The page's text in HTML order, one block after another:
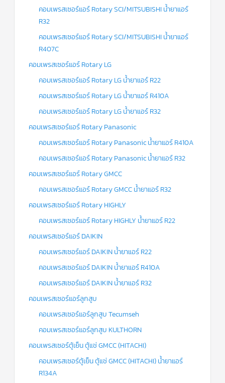
คอมเพรสเซอร์แอร์ Rotary SCI/MITSUBISHI น้ำยาแอร์
R32
คอมเพรสเซอร์แอร์ Rotary SCI/MITSUBISHI น้ำยาแอร์
R407C
คอมเพรสเซอร์แอร์ Rotary LG
คอมเพรสเซอร์แอร์ Rotary LG น้ำยาแอร์ R22
คอมเพรสเซอร์แอร์ Rotary LG น้ำยาแอร์ R410A
คอมเพรสเซอร์แอร์ Rotary LG น้ำยาแอร์ R32
คอมเพรสเซอร์แอร์ Rotary Panasonic
คอมเพรสเซอร์แอร์ Rotary Panasonic น้ำยาแอร์ R410A
คอมเพรสเซอร์แอร์ Rotary Panasonic น้ำยาแอร์ R32
คอมเพรสเซอร์แอร์ Rotary GMCC
คอมเพรสเซอร์แอร์ Rotary GMCC น้ำยาแอร์ R32
คอมเพรสเซอร์แอร์ Rotary HIGHLY
คอมเพรสเซอร์แอร์ Rotary HIGHLY น้ำยาแอร์ R22
คอมเพรสเซอร์แอร์ DAIKIN
คอมเพรสเซอร์แอร์ DAIKIN น้ำยาแอร์ R22
คอมเพรสเซอร์แอร์ DAIKIN น้ำยาแอร์ R410A
คอมเพรสเซอร์แอร์ DAIKIN น้ำยาแอร์ R32
คอมเพรสเซอร์แอร์ลูกสูบ
คอมเพรสเซอร์แอร์ลูกสูบ Tecumseh
คอมเพรสเซอร์แอร์ลูกสูบ KULTHORN
คอมเพรสเซอร์ตู้เย็น ตู้แช่ GMCC (HITACHI)
คอมเพรสเซอร์ตู้เย็น ตู้แช่ GMCC (HITACHI) น้ำยาแอร์
R134A